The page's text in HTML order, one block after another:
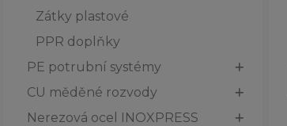
Zátky plastové
PPR doplňky
PE potrubní systémy
CU měděné rozvody
Nerezová ocel INOXPRESS